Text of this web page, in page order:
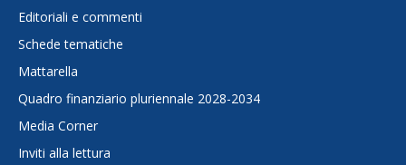
Editoriali e commenti
Schede tematiche
Mattarella
Quadro finanziario pluriennale 2028-2034
Media Corner
Inviti alla lettura